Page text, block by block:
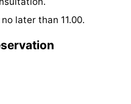
later than 11.00.